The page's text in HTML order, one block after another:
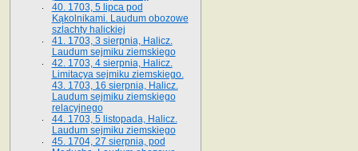
40. 1703, 5 lipca pod
Kąkolnikami. Laudum obozowe
szlachty halickiej
41­. 1703, 3 sierpnia, Halicz.
Laudum sejmiku ziemskiego
42. 1703, 4 sierpnia, Halicz.
Limitacya sejmiku ziemskiego.
43. 1703, 16 sierpnia, Halicz.
Laudum sejmiku ziemskiego
relacyjnego
44. 1703, 5 listopada, Halicz.
Laudum sejmiku ziemskiego
45. 1704, 27 sierpnia, pod